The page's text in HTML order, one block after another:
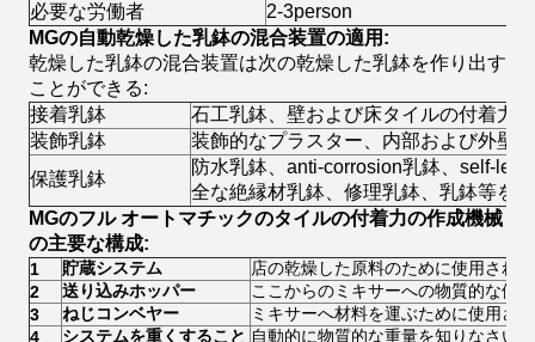
必要な労働者
2-3person
MGの自動乾燥した乳鉢の混合装置の適用:
乾燥した乳鉢の混合装置は次の乾燥した乳鉢を作り出す
ことができる:
接着乳鉢
石工乳鉢、壁および床タイルの付着力
装飾乳鉢
装飾的なプラスター、内部および外壁
保護乳鉢
防水乳鉢、anti-corrosion乳鉢、self-
全な絶縁材乳鉢、修理乳鉢、乳鉢等を
MGのフル オートマチックのタイルの付着力の作成機械
の主要な構成:
1 貯蔵システム
店の乾燥した原料のために使用される
2
送り込みホッパー
ここからのミキサーへの物質的な供
3
ねじコンベヤー
ミキサーへ材料を運ぶために使用さ
4
システムを重くすること 自動的に物質的な重量を知りなさい